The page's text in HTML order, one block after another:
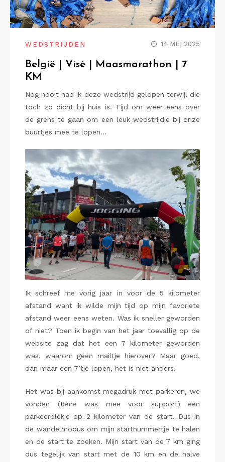
WEDSTRIJDEN 14 MEI 2025
België | Visé | Maasmarathon | 7
KM
Nog nooit had ik deze wedstrijd gelopen terwijl die
toch zo dicht bij huis is. Tijd om weer eens over
de grens te gaan om een leuk wedstrijdje bij onze
buurtjes mee te lopen…
Ik schreef me vorig jaar in voor de 5 kilometer
afstand want ik wilde mijn tijd op mijn favoriete
afstand weer eens weten. Was ik sneller geworden
of niet? Toen ik begin van het jaar toevallig op de
website zag dat het een 7 kilometer geworden
was, waarom géén mailtje hierover? Maar goed,
dan maar een 7’tje lopen, het is niet anders.
Het was bij aankomst megadruk met parkeren, we
vonden (René was mee voor support) een
parkeerplekje op 2 kilometer van de start. Dus in
de wandelmodus om mijn startnummertje te halen
en de start te zoeken. Mijn start van de 7 km ging
dus tegelijk van start met de 10 km en de halve